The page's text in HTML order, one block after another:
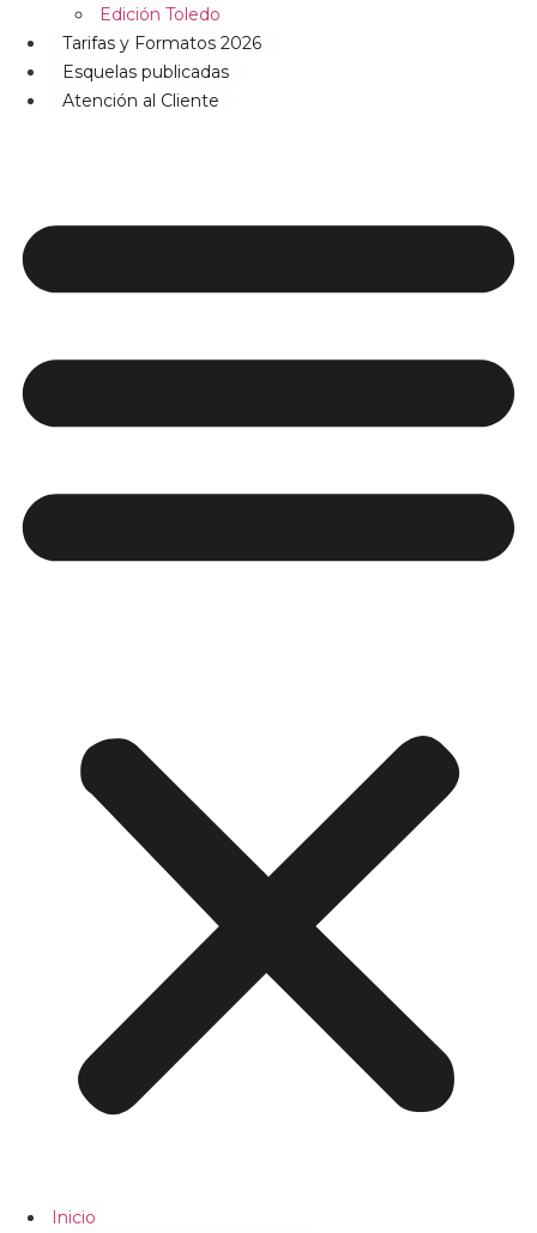
Edición Toledo
Tarifas y Formatos 2026
Esquelas publicadas
Atención al Cliente
Inicio